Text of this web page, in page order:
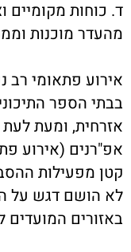
ד. כוחות מקומיים
מהעדר מוכנות
אירוע פתאומי רב
בבתי הספר
אזרחית, ומעת
אפ"רנים (אירוע
קטן מפעילות
לא הושם דגש על
באזורים המועדים